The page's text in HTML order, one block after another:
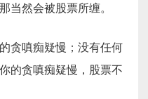
当然会被股票所缠。
贪嗔痴疑慢；没有任何
的贪嗔痴疑慢，股票不